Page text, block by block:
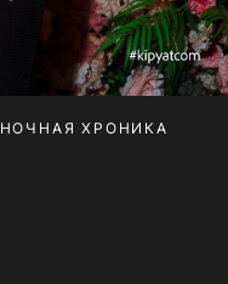
НОЧНАЯ ХРОНИКА